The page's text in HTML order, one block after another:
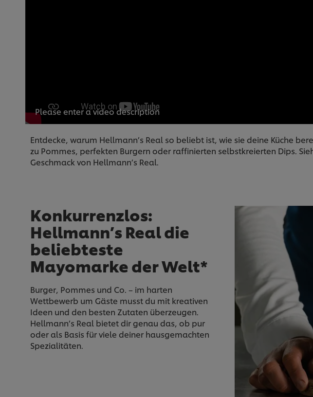
Please enter a video description
Entdecke, warum Hellmann’s Real so beliebt ist, wie sie deine Küche
zu Pommes, perfekten Burgern oder raffinierten selbstkreierten Dips.
Geschmack von Hellmann’s Real.
Konkurrenzlos:
Hellmann’s Real die
beliebteste
Mayomarke der Welt*
Burger, Pommes und Co. – im harten
Wettbewerb um Gäste musst du mit kreativen
Ideen und den besten Zutaten überzeugen.
Hellmann’s Real bietet dir genau das, ob pur
oder als Basis für viele deiner hausgemachten
Spezialitäten.